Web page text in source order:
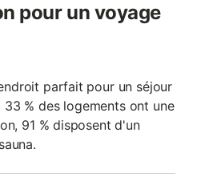
pour un voyage
parfait pour un séjour
% des logements ont une
91 % disposent d'un